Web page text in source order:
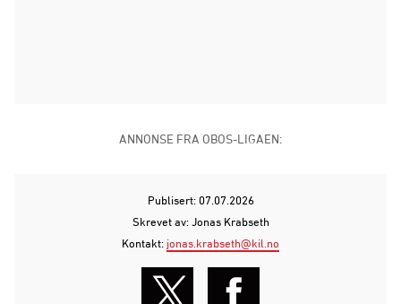
ANNONSE FRA OBOS-LIGAEN:
Publisert: 07.07.2026
Skrevet av: Jonas Krabseth
Kontakt: jonas.krabseth@kil.no